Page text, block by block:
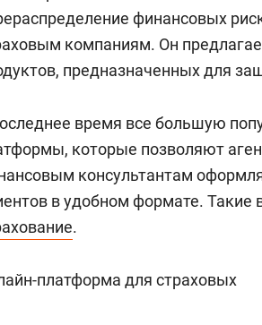
финансовых
компаниям. Он
предназначенных для
время все большую
которые позволяют
консультантам
в удобном формате.
.
платформа для страховых
ГРУПП» и ВТБ
жилого
Казанью
Рекомендуем
150 камер